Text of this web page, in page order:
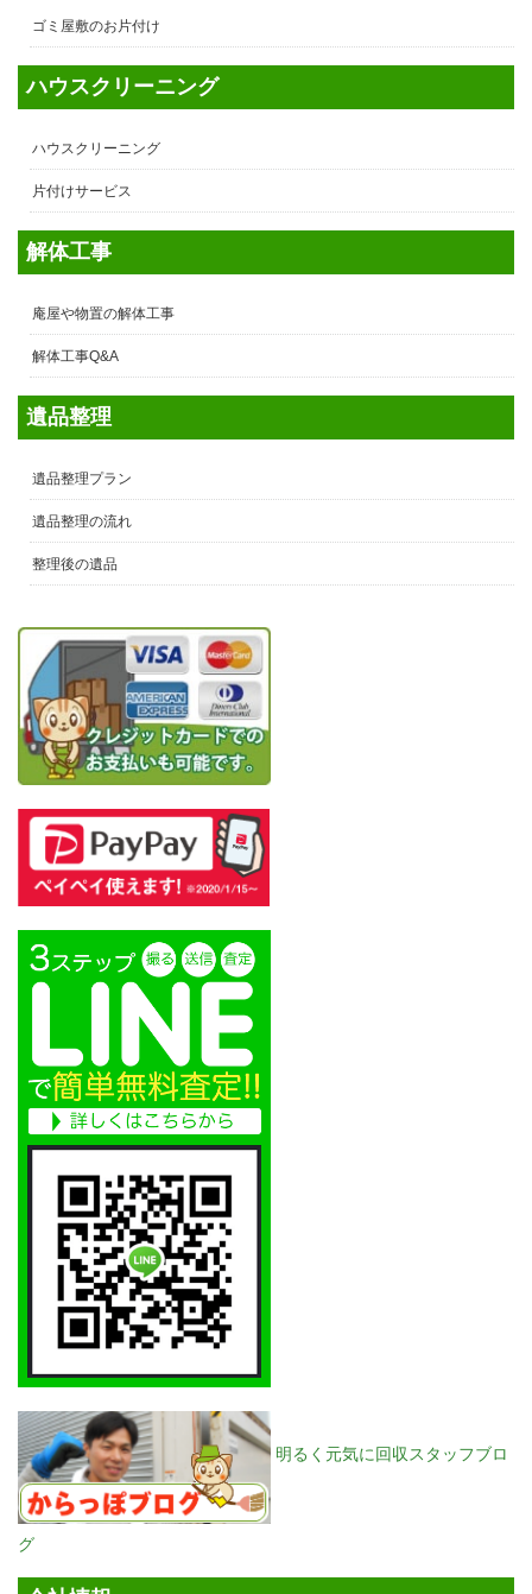
ゴミ屋敷のお片付け
ハウスクリーニング
ハウスクリーニング
片付けサービス
解体工事
庵屋や物置の解体工事
解体工事Q&A
遺品整理
遺品整理プラン
遺品整理の流れ
整理後の遺品
明るく元気に回収スタッフブロ
グ